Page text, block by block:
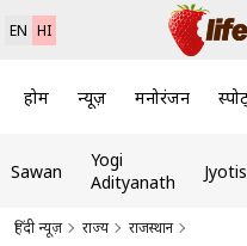
EN HI
होम न्यूज़ मनोरंजन
Sawan
Yogi
Adityanath
हिंदी न्यूज़ राज्य राजस्थान